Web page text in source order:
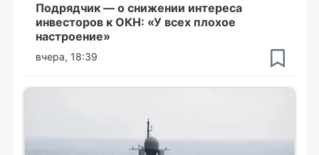
Подрядчик — о снижении интереса
инвесторов к ОКН: «У всех плохое
настроение»
вчера, 18:39